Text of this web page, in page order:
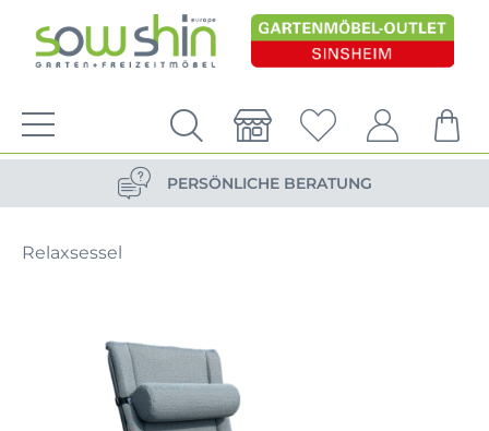
VERSANDKOSTENFREIE LIEFERUNG
PERSÖNLICHE BERATUNG
Relaxsessel